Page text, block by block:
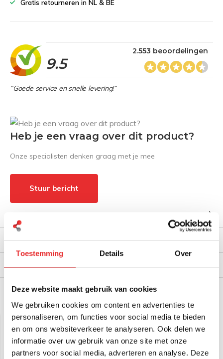
Toestemming Details Over
Deze website maakt gebruik van cookies
We gebruiken cookies om content en advertenties te
personaliseren, om functies voor social media te bieden
en om ons websiteverkeer te analyseren. Ook delen we
informatie over uw gebruik van onze site met onze
partners voor social media, adverteren en analyse. Deze
Gratis retourneren in NL & BE
9.5
2.553 beoordelingen
“Goede service en snelle levering!”
Heb je een vraag over dit product?
Onze specialisten denken graag met je mee
Stuur bericht
Verzendinformatie
Gerelateerde producten